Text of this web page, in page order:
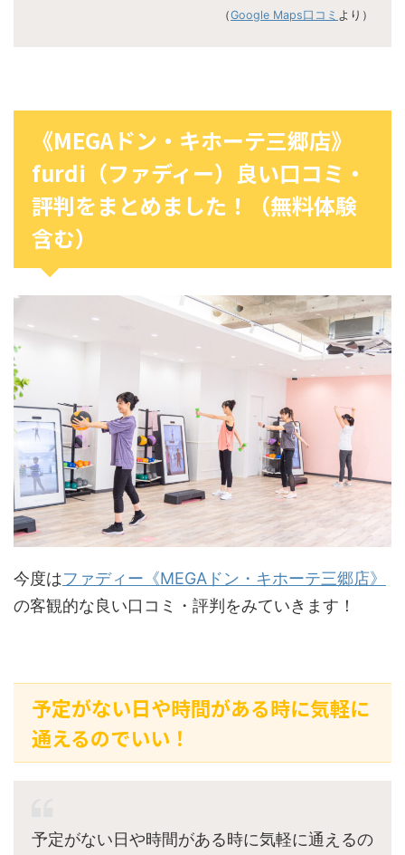
（Google Maps口コミ より）
《MEGAドン・キホーテ三郷店》
furdi（ファディー）良い口コミ・
評判をまとめました！（無料体験
含む）
今度はファディー《MEGAドン・キホーテ三郷店》
の客観的な良い口コミ・評判をみていきます！
予定がない日や時間がある時に気軽に
通えるのでいい！
予定がない日や時間がある時に気軽に通えるの